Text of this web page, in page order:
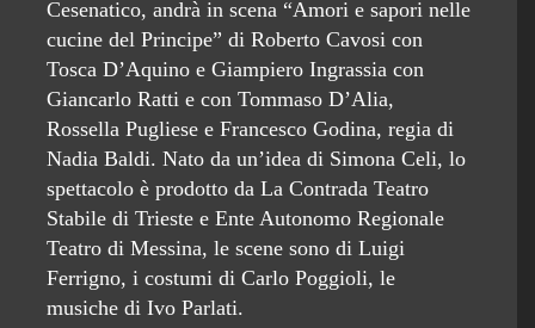
Cesenatico, andrà in scena “Amori e sapori nelle
cucine del Principe” di Roberto Cavosi con
Tosca D’Aquino e Giampiero Ingrassia con
Giancarlo Ratti e con Tommaso D’Alia,
Rossella Pugliese e Francesco Godina, regia di
Nadia Baldi. Nato da un’idea di Simona Celi, lo
spettacolo è prodotto da La Contrada Teatro
Stabile di Trieste e Ente Autonomo Regionale
Teatro di Messina, le scene sono di Luigi
Ferrigno, i costumi di Carlo Poggioli, le
musiche di Ivo Parlati.